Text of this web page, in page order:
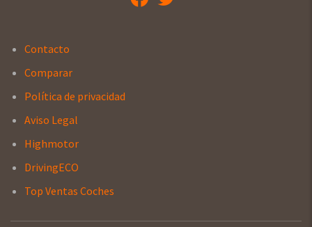
Contacto
Comparar
Política de privacidad
Aviso Legal
Highmotor
DrivingECO
Top Ventas Coches